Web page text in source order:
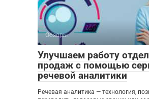
Обзоры
Улучшаем работу
продаж с помощью
речевой аналитики
Речевая аналитика — технология,